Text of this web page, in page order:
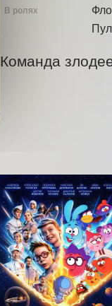
В ролях
Команда